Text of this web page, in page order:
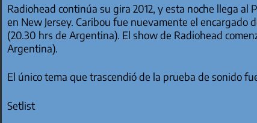
Radiohead continúa su gira 2012, y esta noche llega al
en New Jersey. Caribou fue nuevamente el encargado
(20.30 hrs de Argentina). El show de Radiohead
Argentina).
El único tema que trascendió de la prueba de sonido
Setlist